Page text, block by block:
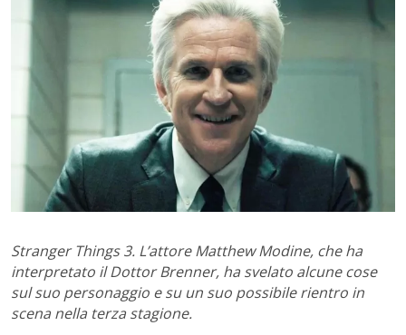
Stranger Things 3. L’attore Matthew Modine, che ha
interpretato il Dottor Brenner, ha svelato alcune cose
sul suo personaggio e su un suo possibile rientro in
scena nella terza stagione.